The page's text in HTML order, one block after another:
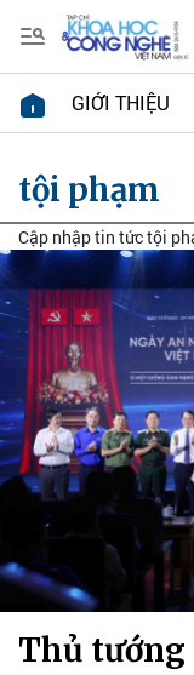
GIỚI THIỆU
tội phạm
Cập nhập tin tức tội
Thủ tướng